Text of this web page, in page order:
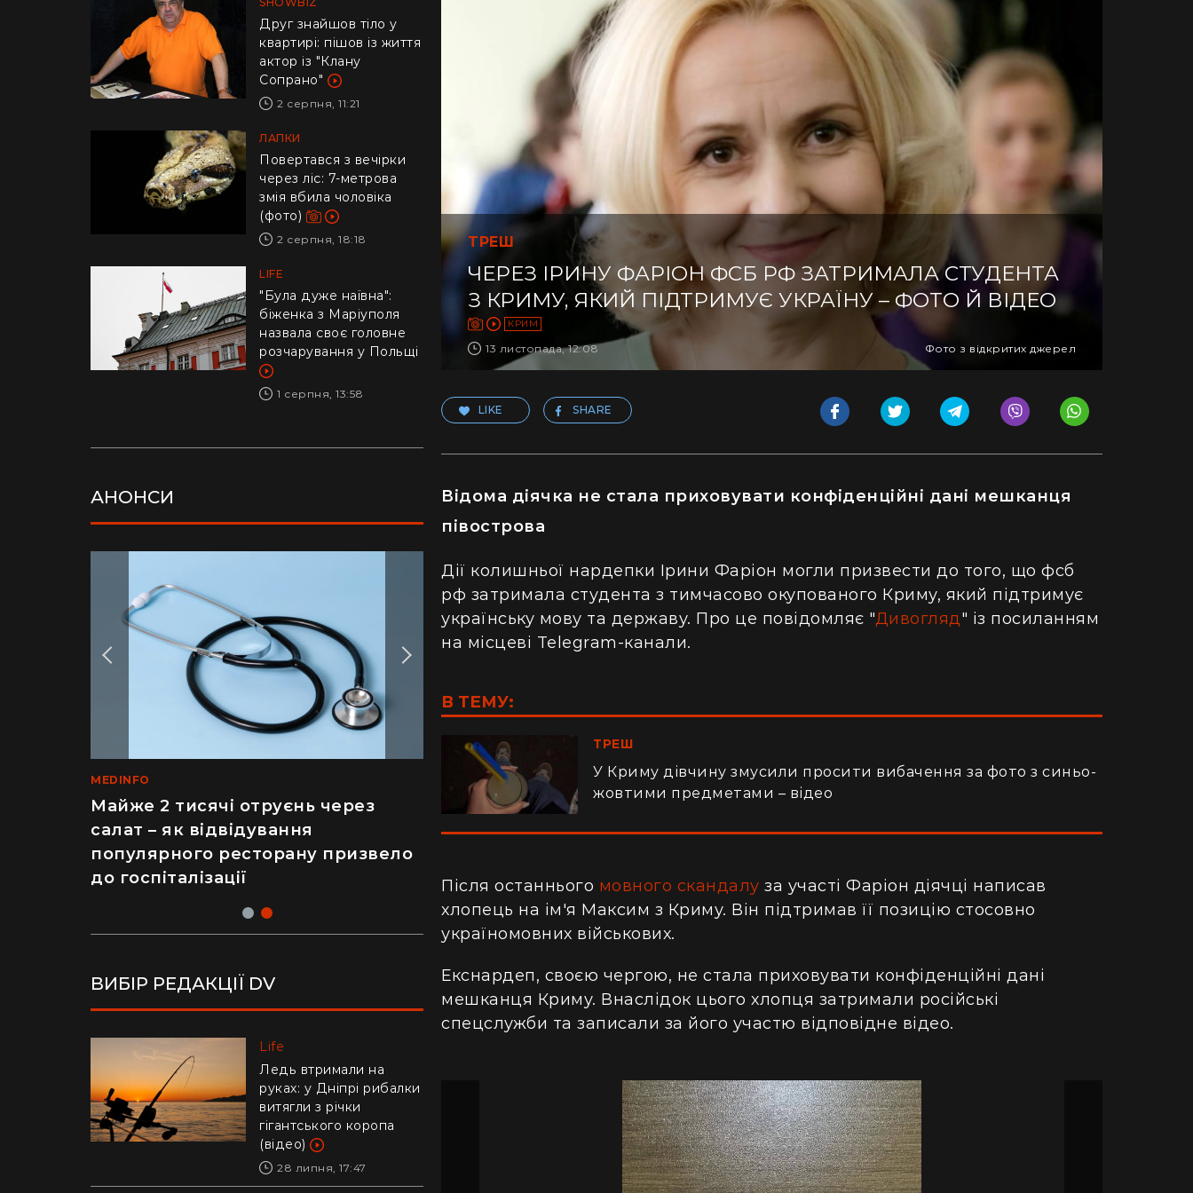
Друг знайшов тіло у
квартирі: пішов із життя
актор із "Клану
Сопрано"
2 серпня, 11:21
ЛАПКИ
Повертався з вечірки
через ліс: 7-метрова
змія вбила чоловіка
(фото)
2 серпня, 18:18
LIFE
"Була дуже наївна":
біженка з Маріуполя
назвала своє головне
розчарування у Польщі
1 серпня, 13:58
АНОНСИ
LIFE
Рік ремонту хати за $8 тисяч:
українка показала перевтілення
сільського будинку (фото)
MEDINFO
Майже 2 тисячі отруєнь через
салат – як відвідування
популярного ресторану призвело
до госпіталізації
ВИБІР РЕДАКЦІЇ DV
Life
Українців попередили
про аферу з
відключенням
електроенергії
30 липня, 10:57
Life
Ледь втримали на
руках: у Дніпрі рибалки
витягли з річки
гігантського коропа
(відео)
28 липня, 17:47
ТРЕШ
ЧЕРЕЗ ІРИНУ ФАРІОН ФСБ РФ ЗАТРИМАЛА СТУДЕНТА
З КРИМУ, ЯКИЙ ПІДТРИМУЄ УКРАЇНУ – ФОТО Й ВІДЕО
КРИМ
13 листопада, 12:08 Фото з відкритих джерел
LIKE SHARE
Відома діячка не стала приховувати конфіденційні дані мешканця
півострова
Дії колишньої нардепки Ірини Фаріон могли призвести до того, що фсб
рф затримала студента з тимчасово окупованого Криму, який підтримує
українську мову та державу. Про це повідомляє "Дивогляд" із посиланням
на місцеві Telegram-канали.
В ТЕМУ:
ТРЕШ
У Криму дівчину змусили просити вибачення за фото з синьо-
жовтими предметами – відео
Після останнього мовного скандалу за участі Фаріон діячці написав
хлопець на ім'я Максим з Криму. Він підтримав її позицію стосовно
україномовних військових.
Екснардеп, своєю чергою, не стала приховувати конфіденційні дані
мешканця Криму. Внаслідок цього хлопця затримали російські
спецслужби та записали за його участю відповідне відео.